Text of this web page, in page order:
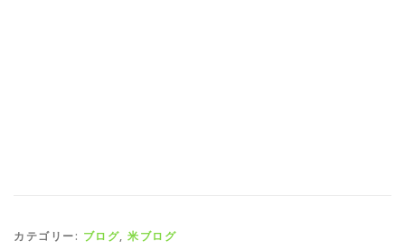
カテゴリー: ブログ, 米ブログ